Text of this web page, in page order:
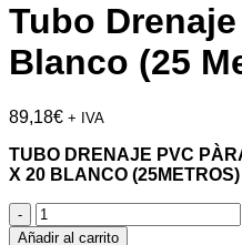
Tubo
Blanco (25
89,18€ + IVA
TUBO DRENAJE PVC
X 20 BLANCO (25METROS)
Tubo
Drenaje
Añadir al carrito